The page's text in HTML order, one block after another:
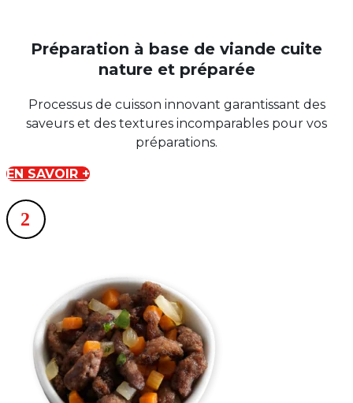
Préparation à base de viande cuite
nature et préparée
Processus de cuisson innovant garantissant des
saveurs et des textures incomparables pour vos
préparations.
EN SAVOIR +